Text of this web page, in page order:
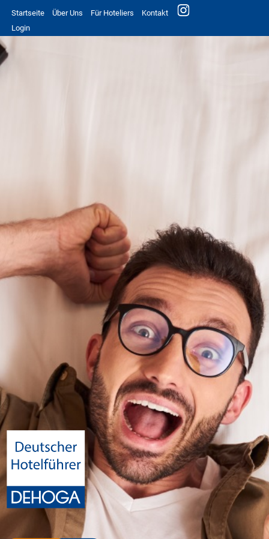
Startseite Über Uns Für Hoteliers
Kontakt
Login